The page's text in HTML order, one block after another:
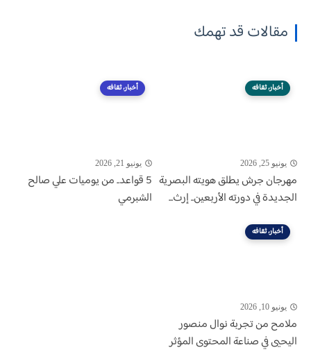
مقالات قد تهمك
أخبار، ثقافه
يونيو 25, 2026
مهرجان جرش يطلق هويته البصرية
الجديدة في دورته الأربعين.. إرث...
أخبار، ثقافه
يونيو 21, 2026
5 قواعد.. من يوميات علي صالح
الشبرمي
أخبار، ثقافه
يونيو 10, 2026
ملامح من تجربة نوال منصور
اليحيى في صناعة المحتوى المؤثر